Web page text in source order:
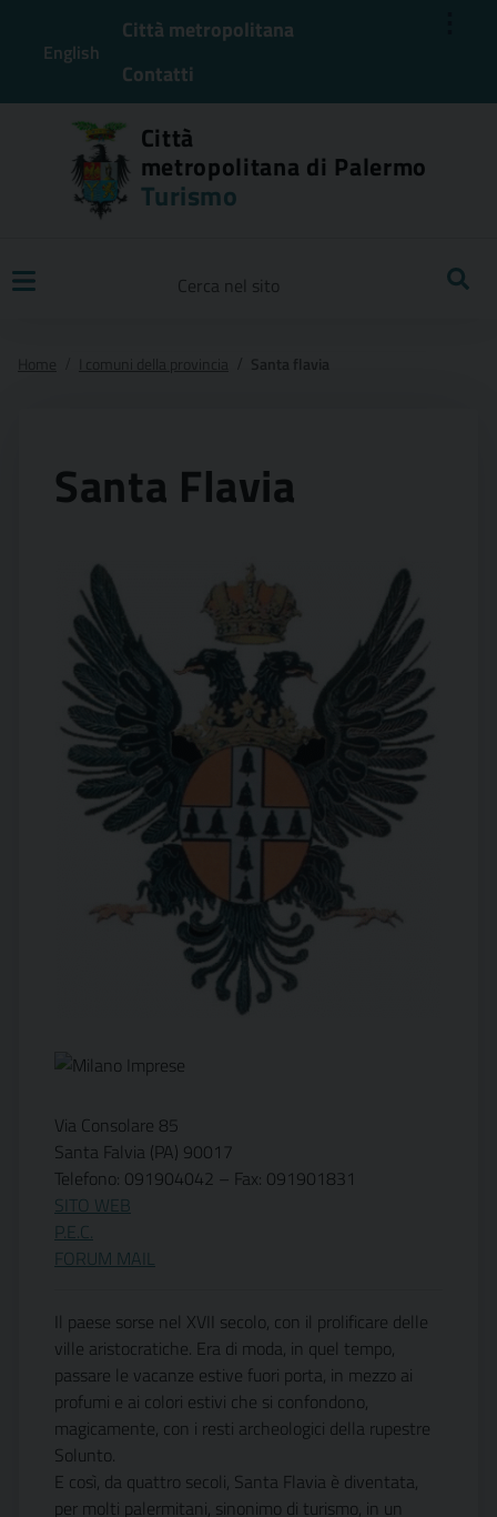
English
Città metropolitana
Contatti
Città
metropolitana di Palermo
Turismo
Santa Flavia
Via Consolare 85
Santa Falvia (PA) 90017
Telefono: 091904042 – Fax: 091901831
SITO WEB
P.E.C.
FORUM MAIL
Il paese sorse nel XVII secolo, con il prolificare delle
ville aristocratiche. Era di moda, in quel tempo,
passare le vacanze estive fuori porta, in mezzo ai
profumi e ai colori estivi che si confondono,
magicamente, con i resti archeologici della rupestre
Solunto.
E così, da quattro secoli, Santa Flavia è diventata,
per molti palermitani, sinonimo di turismo, in un